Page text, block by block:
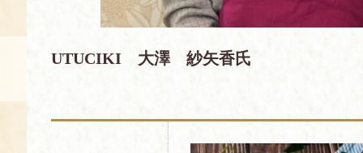
UTUCIKI 大澤 紗矢香氏